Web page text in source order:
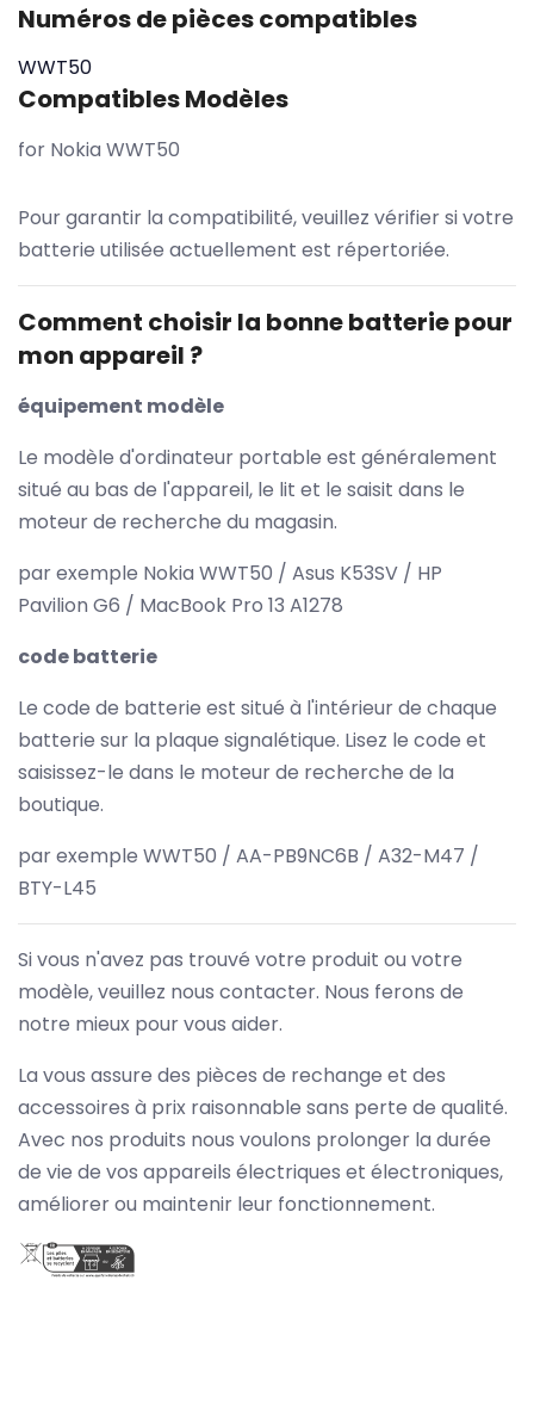
Numéros de pièces compatibles
WWT50
Compatibles Modèles
for Nokia WWT50
Pour garantir la compatibilité, veuillez vérifier si votre
batterie utilisée actuellement est répertoriée.
Comment choisir la bonne batterie pour
mon appareil ?
équipement modèle
Le modèle d'ordinateur portable est généralement
situé au bas de l'appareil, le lit et le saisit dans le
moteur de recherche du magasin.
par exemple Nokia WWT50 / Asus K53SV / HP
Pavilion G6 / MacBook Pro 13 A1278
code batterie
Le code de batterie est situé à l'intérieur de chaque
batterie sur la plaque signalétique. Lisez le code et
saisissez-le dans le moteur de recherche de la
boutique.
par exemple WWT50 / AA-PB9NC6B / A32-M47 /
BTY-L45
Si vous n'avez pas trouvé votre produit ou votre
modèle, veuillez nous contacter. Nous ferons de
notre mieux pour vous aider.
La vous assure des pièces de rechange et des
accessoires à prix raisonnable sans perte de qualité.
Avec nos produits nous voulons prolonger la durée
de vie de vos appareils électriques et électroniques,
améliorer ou maintenir leur fonctionnement.